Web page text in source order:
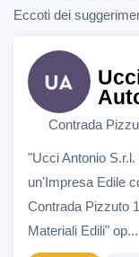
Eccoti dei
Contrada
"Ucci Antonio
un'Impresa Edile
Contrada Pizzuto
Materiali Edili" op...